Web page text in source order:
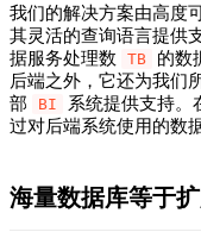
我们的解决方案由高度
其灵活的查询语言提供
据服务处理数
TB
的数
后端之外，它还为我们
部
BI
系统提供支持。
过对后端系统使用的数
海量数据库等于